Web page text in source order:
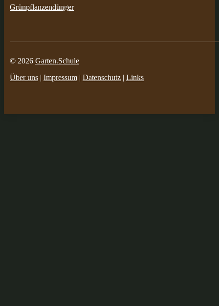
Grünpflanzendünger
© 2026 Garten.Schule
Über uns | Impressum | Datenschutz | Links